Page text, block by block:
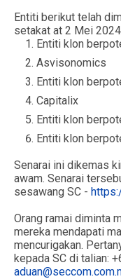
Entiti berikut telah
setakat at 2 Mei
Entiti klon
Asvisonomics
Entiti klon
Capitalix
Entiti klon
Entiti klon
Senarai ini dikemas
awam. Senarai
sesawang SC -
Orang ramai diminta
mereka mendapati
mencurigakan.
kepada SC di talian: